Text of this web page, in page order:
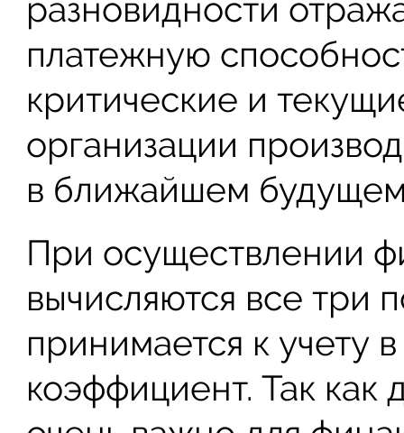
разновидности
платежную
критические и
организации
в ближайшем
При осуществлении
вычисляются все три
принимается к учету
коэффициент. Так как